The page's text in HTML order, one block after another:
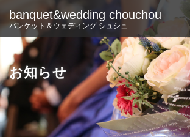
banquet&wedding chouchou
バンケット＆ウェディング シュシュ
お知らせ